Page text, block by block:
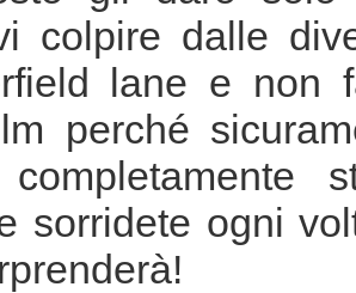
colpire dalle
lane e non
perché
sorridete ogni